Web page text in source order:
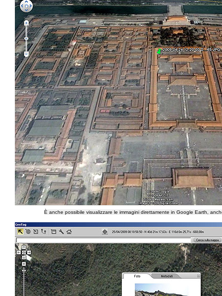
È anche possibile visualizzare le immagini direttamente in Google Earth,